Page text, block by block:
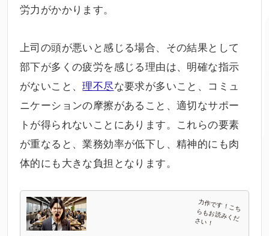
労力がかかります。
上司の頭が悪いと感じる場合、その結果として
部下が多くの疲労を感じる理由は、明確な指示
がないこと、理不尽な要求が多いこと、コミュ
ニケーションの摩擦があること、適切なサポー
トが得られないことにあります。これらの要素
が重なると、業務効率が低下し、精神的にも肉
体的にも大きな負担となります。